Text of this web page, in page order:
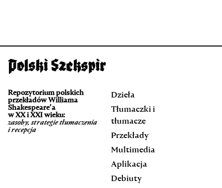
Repozytorium polskich
przekładów Williama
Shakespeare’a
w XX i XXI wieku:
zasoby, strategie tłumaczenia
i recepcja
Dzieła
Tłumaczki i
tłumacze
Przekłady
Multimedia
Aplikacja
Debiuty